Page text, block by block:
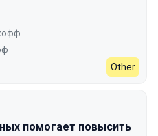
Other
помогает повысить